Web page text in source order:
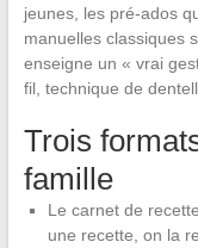
jeunes, les pré-ados
manuelles classiques
enseigne un « vrai
fil, technique de
Trois
famille
Le carnet de
une recette, on la